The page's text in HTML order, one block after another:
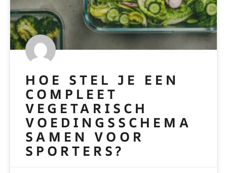
HOE STEL JE EEN
COMPLEET
VEGETARISCH
VOEDINGSSCHEMA
SAMEN VOOR
SPORTERS?